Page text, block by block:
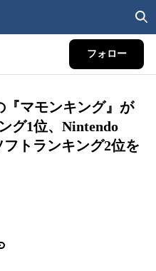
フォロー
『マモンキング』が
グ1位、Nintendo
トランキング2位を